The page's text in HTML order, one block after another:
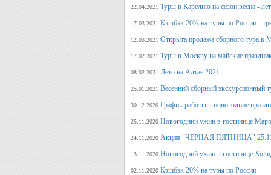
22.04.2021 Туры в Карелию на сезон весна -
17.03.2021 Кэшбэк 20% на туры по России -
12.03.2021 Открыта продажа сборного тура в
17.02.2021 Туры в Москву на майские
08.02.2021 Лето на Алтае 2021
25.01.2021 Весенний сборный экскурсионный
30.12.2020 График работы в новогодние
25.11.2020 Новогодний ужин в гостинице
24.11.2020 Акция "ЧЕРНАЯ ПЯТНИЦА"
13.11.2020 Новогодний ужин в гостинице
02.11.2020 Кэшбэк 20% на туры по России